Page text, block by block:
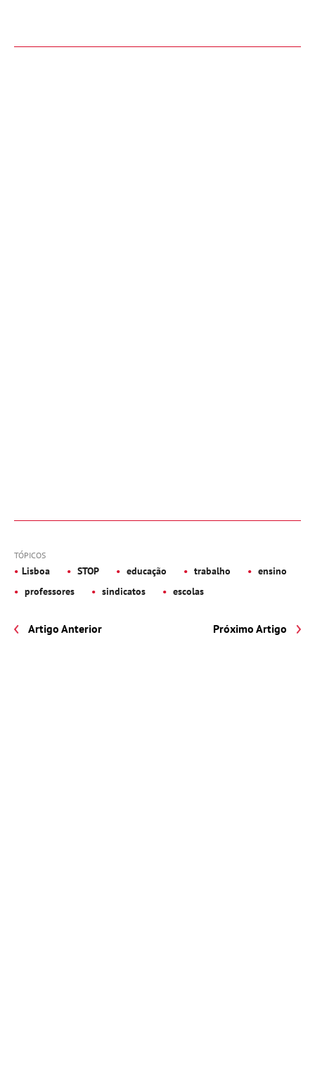
TÓPICOS
Lisboa STOP educação trabalho
ensino
professores
sindicatos escolas
Artigo Anterior Próximo Artigo